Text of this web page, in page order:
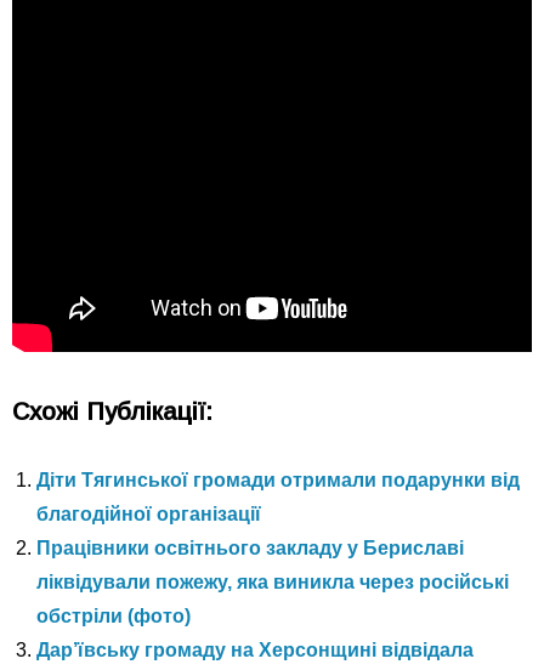
Схожі Публікації:
Діти Тягинської громади отримали подарунки від
благодійної організації
Працівники освітнього закладу у Бериславі
ліквідували пожежу, яка виникла через російські
обстріли (фото)
Дар’ївську громаду на Херсонщині відвідала